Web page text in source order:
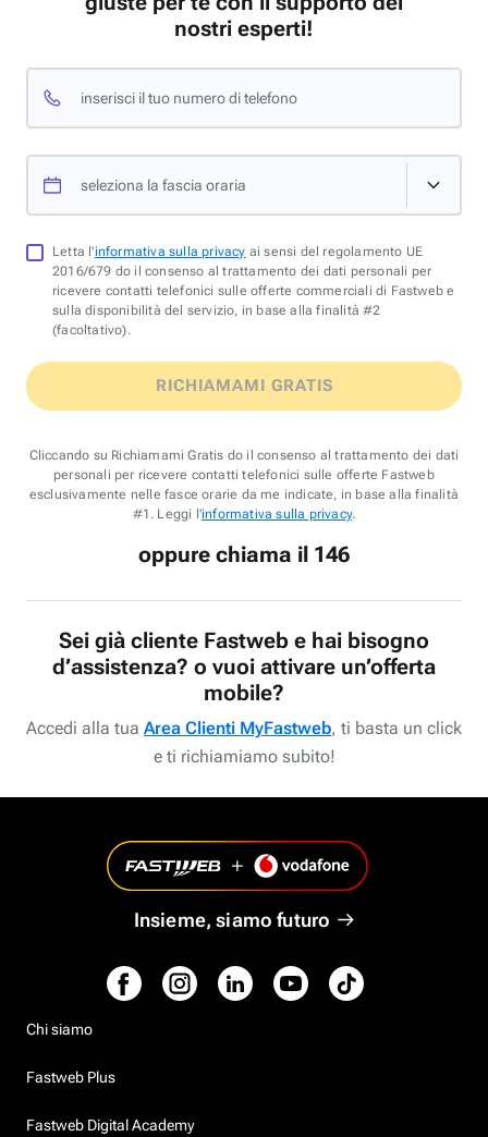
nostri esperti!
inserisci il tuo numero di telefono
seleziona la fascia oraria
Letta l'informativa sulla privacy ai sensi del regolamento UE
2016/679 do il consenso al trattamento dei dati personali per
ricevere contatti telefonici sulle offerte commerciali di Fastweb e
sulla disponibilità del servizio, in base alla finalità #2
(facoltativo).
RICHIAMAMI GRATIS
Cliccando su Richiamami Gratis do il consenso al trattamento dei dati
personali per ricevere contatti telefonici sulle offerte Fastweb
esclusivamente nelle fasce orarie da me indicate, in base alla finalità
#1. Leggi l'informativa sulla privacy.
oppure chiama il 146
Sei già cliente Fastweb e hai bisogno
d’assistenza? o vuoi attivare un’offerta
mobile?
Accedi alla tua Area Clienti MyFastweb, ti basta un click
e ti richiamiamo subito!
Insieme, siamo futuro
Chi siamo
Fastweb Plus
Fastweb Digital Academy